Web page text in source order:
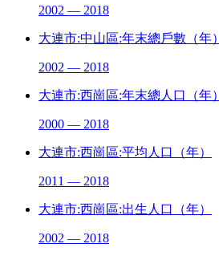
2002 — 2018
大連市:中山區:年末總戶數（年）
2002 — 2018
大連市:西崗區:年末總人口（年）
2000 — 2018
大連市:西崗區:平均人口（年）
2011 — 2018
大連市:西崗區:出生人口（年）
2002 — 2018